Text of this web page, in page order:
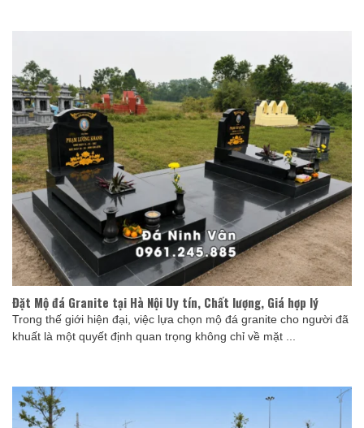
Đặt Mộ đá Granite tại Hà Nội Uy tín, Chất lượng, Giá hợp lý
Trong thế giới hiện đại, việc lựa chọn mộ đá granite cho người đã
khuất là một quyết định quan trọng không chỉ về mặt ...